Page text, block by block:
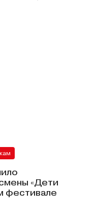
«Дети
фестивале